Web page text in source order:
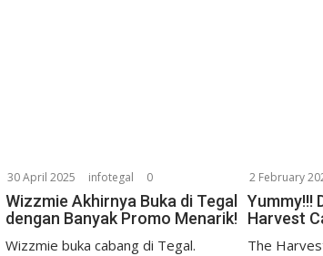
30 April 2025 infotegal 0
Wizzmie Akhirnya Buka di Tegal
dengan Banyak Promo Menarik!
Wizzmie buka cabang di Tegal.
2 February
Yummy!!!
Harvest
The